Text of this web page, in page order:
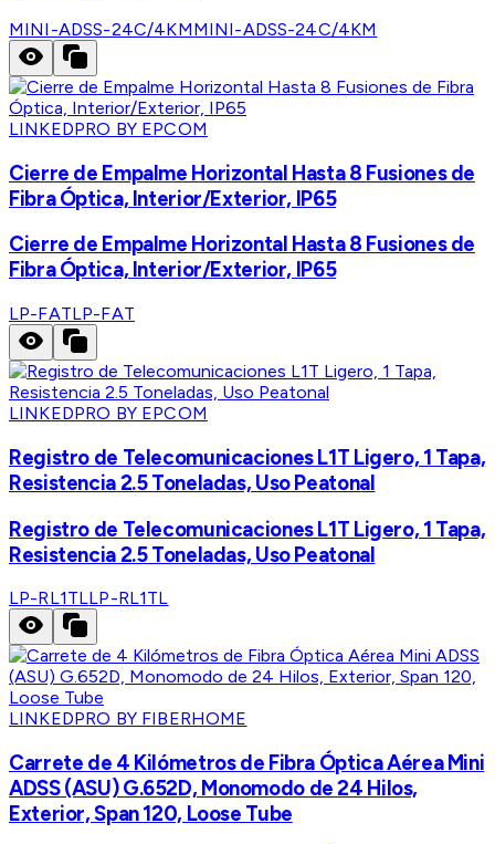
MINI-ADSS-24C/4KMMINI-ADSS-24C/4KM
LINKEDPRO BY EPCOM
Cierre de Empalme Horizontal Hasta 8 Fusiones de
Fibra Óptica, Interior/Exterior, IP65
Cierre de Empalme Horizontal Hasta 8 Fusiones de
Fibra Óptica, Interior/Exterior, IP65
LP-FATLP-FAT
LINKEDPRO BY EPCOM
Registro de Telecomunicaciones L1T Ligero, 1 Tapa,
Resistencia 2.5 Toneladas, Uso Peatonal
Registro de Telecomunicaciones L1T Ligero, 1 Tapa,
Resistencia 2.5 Toneladas, Uso Peatonal
LP-RL1TLLP-RL1TL
LINKEDPRO BY FIBERHOME
Carrete de 4 Kilómetros de Fibra Óptica Aérea Mini
ADSS (ASU) G.652D, Monomodo de 24 Hilos,
Exterior, Span 120, Loose Tube